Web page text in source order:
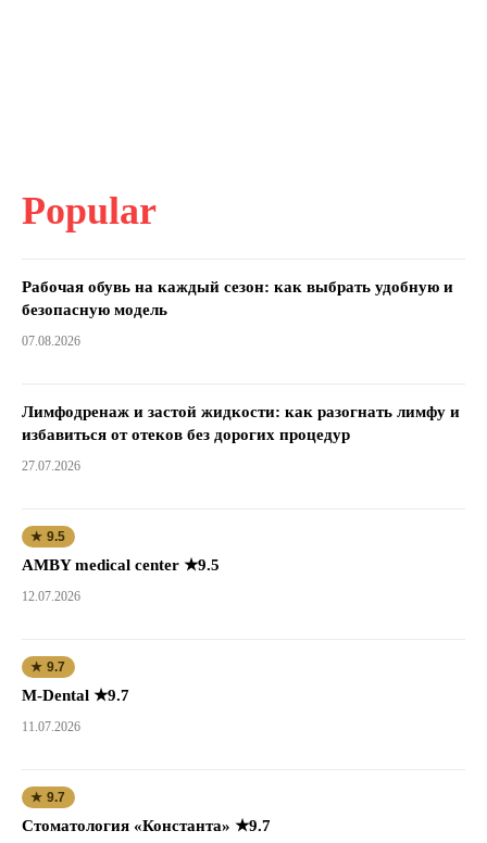
Popular
Рабочая обувь на каждый сезон: как выбрать удобную и
безопасную модель
07.08.2026
Лимфодренаж и застой жидкости: как разогнать лимфу и
избавиться от отеков без дорогих процедур
27.07.2026
★ 9.5
AMBY medical center ★9.5
12.07.2026
★ 9.7
M-Dental ★9.7
11.07.2026
★ 9.7
Стоматология «Константа» ★9.7